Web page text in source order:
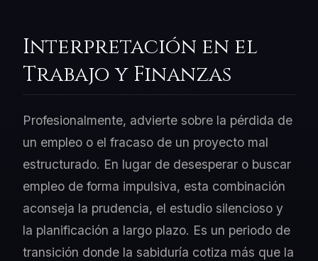
Interpretación en el
Trabajo y Finanzas
Profesionalmente, advierte sobre la pérdida de
un empleo o el fracaso de un proyecto mal
estructurado. En lugar de desesperar o buscar
empleo de forma impulsiva, esta combinación
aconseja la prudencia, el estudio silencioso y
la planificación a largo plazo. Es un periodo de
transición donde la sabiduría cotiza más que la